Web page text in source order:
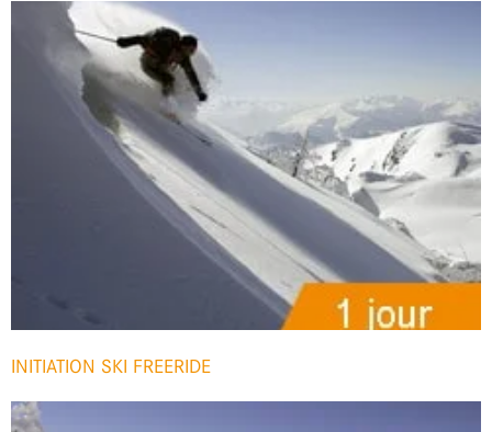
INITIATION SKI FREERIDE